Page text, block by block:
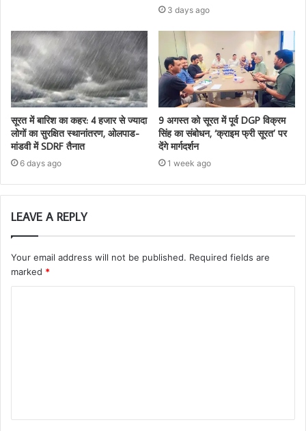
3 days ago
सूरत में बारिश का कहर: 4 हजार से ज्यादा
लोगों का सुरक्षित स्थानांतरण, ओलपाड-
मांडवी में SDRF तैनात
6 days ago
9 अगस्त को सूरत में पूर्व DGP विक्रम
सिंह का संबोधन, ‘क्राइम फ्री सूरत’ पर
देंगे मार्गदर्शन
1 week ago
LEAVE A REPLY
Your email address will not be published. Required fields are
marked *